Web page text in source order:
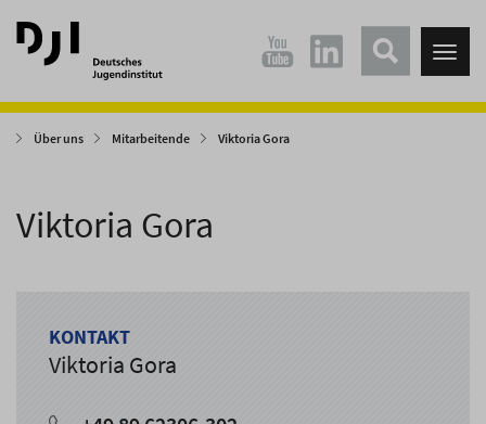
Direkt
zum
Hauptinhalt
Direkt
zum
Hauptmenü
Über uns Mitarbeitende Viktoria Gora
Viktoria Gora
KONTAKT
Viktoria Gora